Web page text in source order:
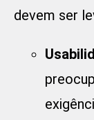
devem ser